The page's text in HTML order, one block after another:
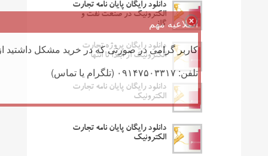
دانلود رایگان پایان نامه تجارت
الکترونیک در صنعت نفت و
گاز
دانلود رایگان پروژه تجارت
الکترونیک از ابتدا تا انتها
دانلود رایگان پایان نامه تجارت
الکترونیک
دانلود رایگان پایان نامه تجارت
الکترونیک
اطلاعیه مهم
کاربر گرامی در صورتی که در خرید مشکل داشتید
تلفن: ۰۹۱۴۷۵۰۳۳۱۷ (تلگرام یا تماس)